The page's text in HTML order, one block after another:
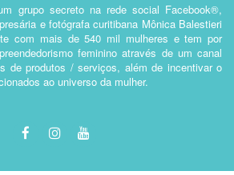
grupo secreto na rede social Facebook®,
e fotógrafa curitibana Mônica Balestieri
com mais de 540 mil mulheres e tem por
feminino através de um canal
de produtos / serviços, além de incentivar o
ao universo da mulher.